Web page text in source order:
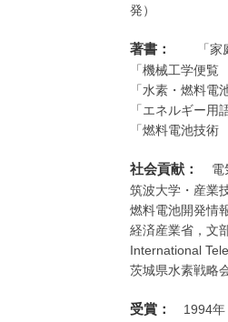
発）
著書：
「家
「機械工学便
「水素・燃料電
「エネルギー用
「燃料電池技
社会貢献： 電
筑波大学・産業
燃料電池開発情
経済産業省，文
International
茨城県水素戦略
受賞：
1994年